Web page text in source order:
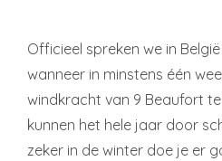
Officieel spreken we in
wanneer in minstens één
windkracht van 9 Beaufort
kunnen het hele jaar door
zeker in de winter doe je er